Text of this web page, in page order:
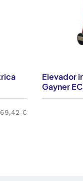
base
€
Elevador
Gayner